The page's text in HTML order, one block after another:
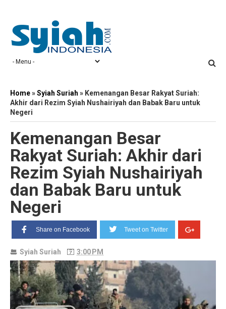
Home»Syiah Suriah » Kemenangan Besar Rakyat Suriah:
Akhir dari Rezim Syiah Nushairiyah dan Babak Baru untuk
Negeri
Kemenangan Besar
Rakyat Suriah: Akhir dari
Rezim Syiah Nushairiyah
dan Babak Baru untuk
Negeri
Share on Facebook Tweet on Twitter
Syiah Suriah 3:00 PM